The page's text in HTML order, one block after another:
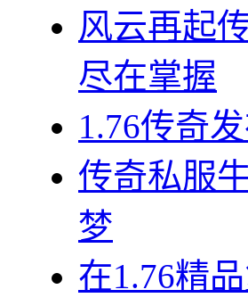
风云再起
尽在掌握
1.76传奇
传奇私服
梦
在1.76精